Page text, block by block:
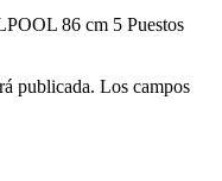
86 cm 5 Puestos
publicada. Los campos